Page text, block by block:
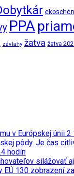
PPA
závlahy žatva žatva
v Európskej únii 2
pôdy. Je čas
hodín
silážovať
EÚ 130 zobrazení